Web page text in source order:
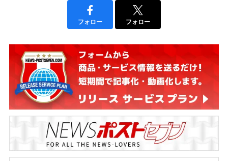
フォロー フォロー